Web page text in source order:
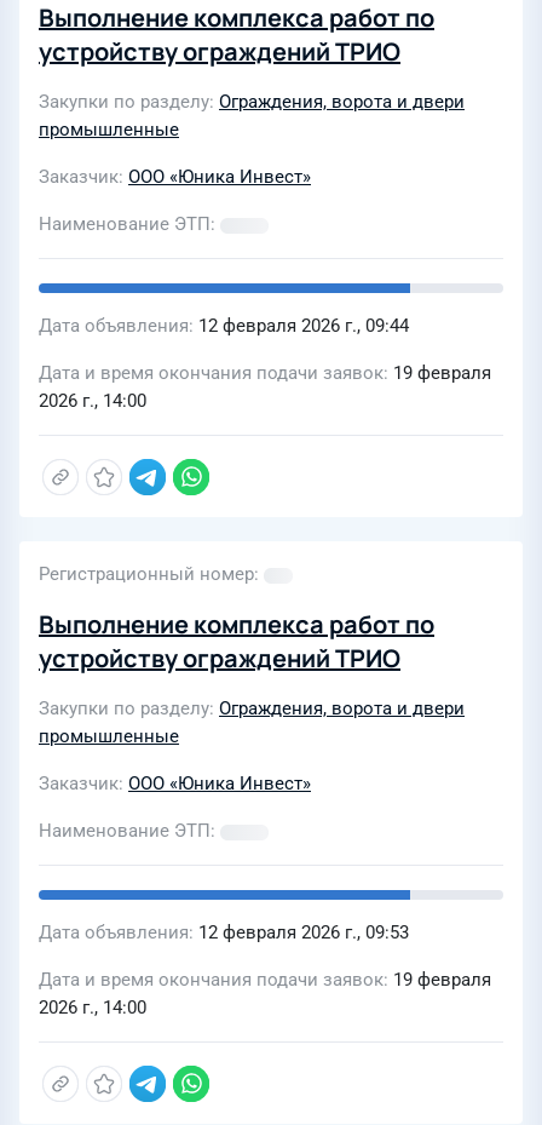
Выполнение комплекса работ по
устройству ограждений ТРИО
Закупки по разделу Ограждения, ворота и двери
промышленные
Заказчик ООО «Юника Инвест»
Наименование ЭТП
Дата объявления 12 февраля 2026 г., 09:44
Дата и время окончания подачи заявок 19 февраля
2026 г., 14:00
Регистрационный номер
Выполнение комплекса работ по
устройству ограждений ТРИО
Закупки по разделу Ограждения, ворота и двери
промышленные
Заказчик ООО «Юника Инвест»
Наименование ЭТП
Дата объявления 12 февраля 2026 г., 09:53
Дата и время окончания подачи заявок 19 февраля
2026 г., 14:00